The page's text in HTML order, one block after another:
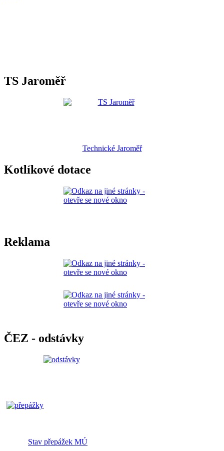
TS Jaroměř
Technické Jaroměř
Kotlíkové dotace
Reklama
ČEZ - odstávky
Stav přepážek MÚ